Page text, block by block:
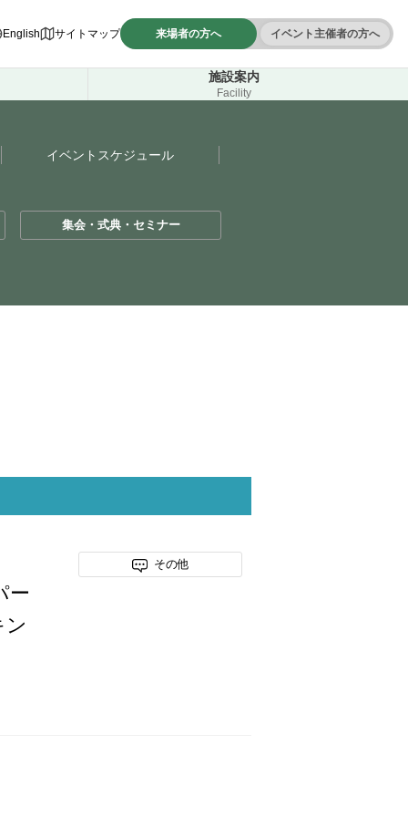
English サイトマップ 来場者の方へ イベント主催者の方へ
施設案内
Facility
イベントスケジュール
集会・式典・セミナー
ー
その他